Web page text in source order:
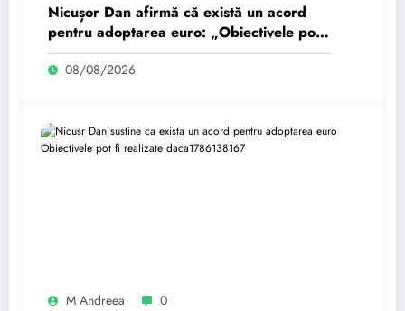
Nicușor Dan afirmă că există un acord
pentru adoptarea euro: „Obiectivele pot
fi realizate dacă…
08/08/2026
M Andreea 0